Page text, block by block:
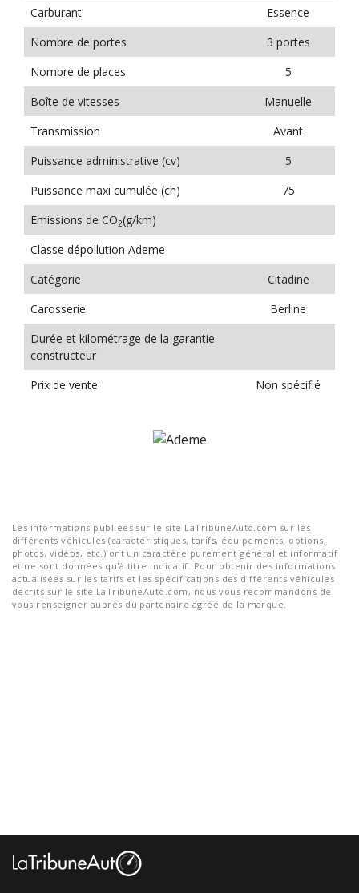
Carburant
Essence
Nombre de portes
3 portes
Nombre de places
5
Boîte de vitesses
Manuelle
Transmission
Avant
Puissance administrative (cv)
5
Puissance maxi cumulée (ch)
75
Emissions de CO2(g/km)
Classe dépollution Ademe
Catégorie
Citadine
Carosserie
Berline
Durée et kilométrage de la garantie
constructeur
Prix de vente
Non spécifié
Les informations publiées sur le site LaTribuneAuto.com sur les
différents véhicules (caractéristiques, tarifs, équipements, options,
photos, vidéos, etc.) ont un caractère purement général et informatif
et ne sont données qu'à titre indicatif. Pour obtenir des informations
actualisées sur les tarifs et les spécifications des différents véhicules
décrits sur le site LaTribuneAuto.com, nous vous recommandons de
vous renseigner auprès du partenaire agréé de la marque.